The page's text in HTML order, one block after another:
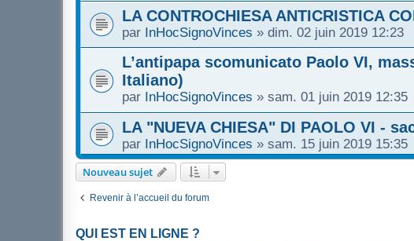
LA CONTROCHIESA ANTICRISTICA
par InHocSignoVinces » dim. 02 juin 2019 12:23
L’antipapa scomunicato Paolo VI,
Italiano)
par InHocSignoVinces » sam. 01 juin 2019 12:35
LA "NUEVA CHIESA" DI PAOLO VI -
par InHocSignoVinces » sam. 15 juin 2019 15:35
Nouveau sujet
Revenir à l’accueil du forum
QUI EST EN LIGNE ?